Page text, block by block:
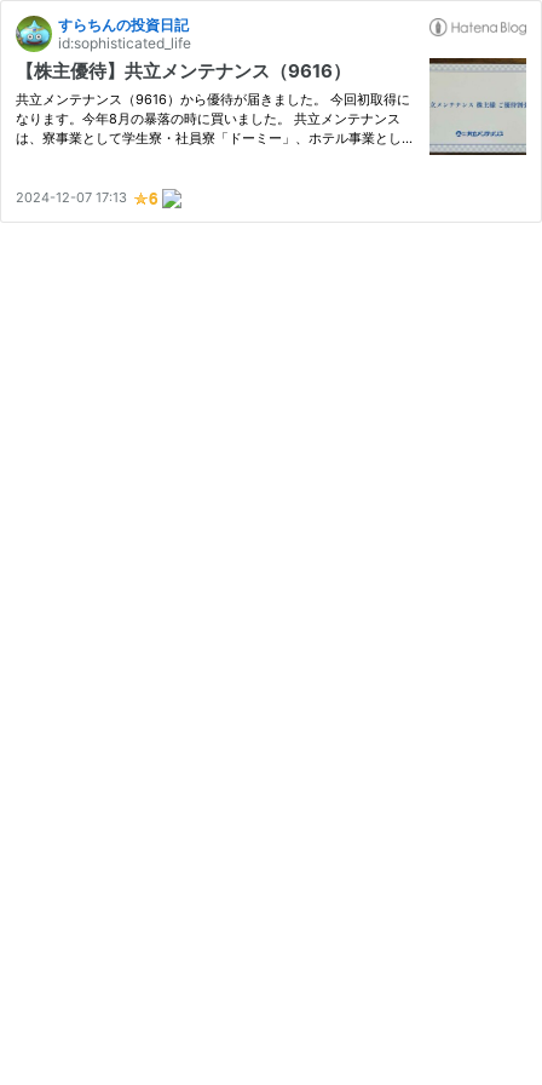
すらちんの投資日記
id:sophisticated_life
【株主優待】共立メンテナンス（9616）
共立メンテナンス（9616）から優待が届きました。 今回初取得に
なります。今年8月の暴落の時に買いました。 共立メンテナンス
は、寮事業として学生寮・社員寮「ドーミー」、ホテル事業として
引…
2024-12-07 17:13